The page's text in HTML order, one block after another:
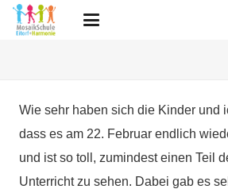
Wie sehr haben sich die Kinder und
dass es am 22. Februar endlich
und ist so toll, zumindest einen Teil
Unterricht zu sehen. Dabei gab es